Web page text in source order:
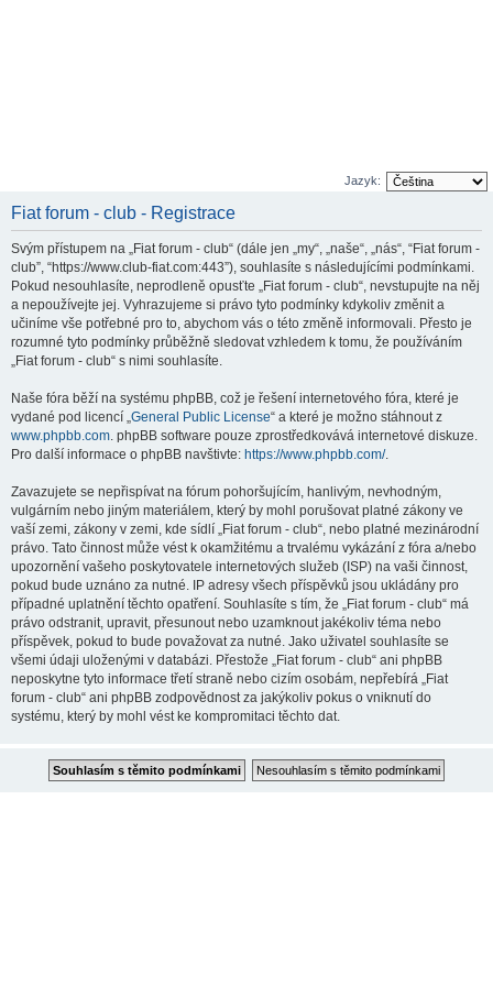
Jazyk:
Fiat forum - club - Registrace
Svým přístupem na „Fiat forum - club“ (dále jen „my“, „naše“, „nás“, “Fiat forum -
club”, “https://www.club-fiat.com:443”), souhlasíte s následujícími podmínkami.
Pokud nesouhlasíte, neprodleně opusťte „Fiat forum - club“, nevstupujte na něj
a nepoužívejte jej. Vyhrazujeme si právo tyto podmínky kdykoliv změnit a
učiníme vše potřebné pro to, abychom vás o této změně informovali. Přesto je
rozumné tyto podmínky průběžně sledovat vzhledem k tomu, že používáním
„Fiat forum - club“ s nimi souhlasíte.
Naše fóra běží na systému phpBB, což je řešení internetového fóra, které je
vydané pod licencí „General Public License“ a které je možno stáhnout z
www.phpbb.com. phpBB software pouze zprostředkovává internetové diskuze.
Pro další informace o phpBB navštivte: https://www.phpbb.com/.
Zavazujete se nepřispívat na fórum pohoršujícím, hanlivým, nevhodným,
vulgárním nebo jiným materiálem, který by mohl porušovat platné zákony ve
vaší zemi, zákony v zemi, kde sídlí „Fiat forum - club“, nebo platné mezinárodní
právo. Tato činnost může vést k okamžitému a trvalému vykázání z fóra a/nebo
upozornění vašeho poskytovatele internetových služeb (ISP) na vaši činnost,
pokud bude uznáno za nutné. IP adresy všech příspěvků jsou ukládány pro
případné uplatnění těchto opatření. Souhlasíte s tím, že „Fiat forum - club“ má
právo odstranit, upravit, přesunout nebo uzamknout jakékoliv téma nebo
příspěvek, pokud to bude považovat za nutné. Jako uživatel souhlasíte se
všemi údaji uloženými v databázi. Přestože „Fiat forum - club“ ani phpBB
neposkytne tyto informace třetí straně nebo cizím osobám, nepřebírá „Fiat
forum - club“ ani phpBB zodpovědnost za jakýkoliv pokus o vniknutí do
systému, který by mohl vést ke kompromitaci těchto dat.